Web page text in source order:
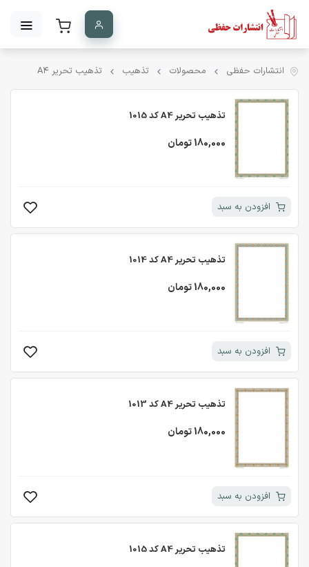
انتشارات حفظی محصولات تذهیب تذهیب تحریر A۴
تذهیب تحریر A4 کد 1015
180,000 تومان
افزودن به سبد
تذهیب تحریر A4 کد 1014
180,000 تومان
افزودن به سبد
تذهیب تحریر A4 کد 1013
180,000 تومان
افزودن به سبد
تذهیب تحریر A4 کد 1015